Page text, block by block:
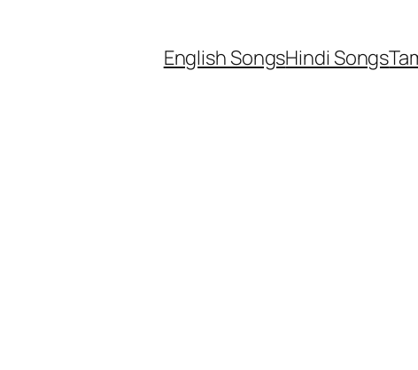
English SongsHindi Songs